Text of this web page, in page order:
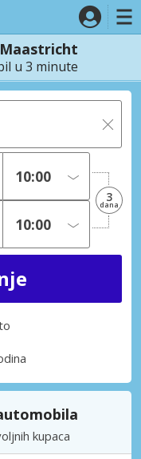
u 3 minute
3
dana
kupaca